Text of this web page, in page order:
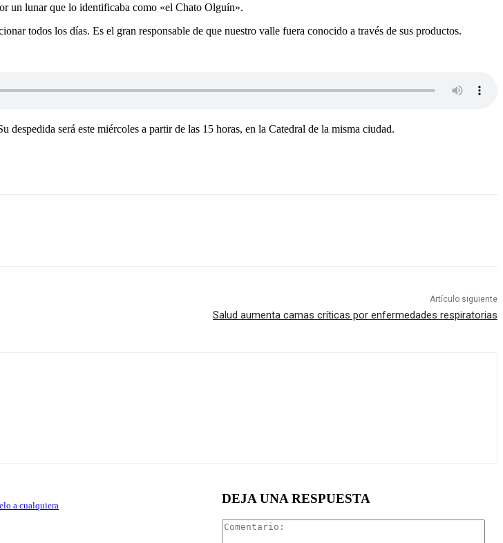
un lunar que lo identificaba como «el Chato Olguín».
todos los días. Es el gran responsable de que nuestro valle fuera conocido a través de sus productos.
será este miércoles a partir de las 15 horas, en la Catedral de la misma ciudad.
Artículo siguiente
Salud aumenta camas críticas por enfermedades respiratorias
a cualquiera DEJA UNA RESPUESTA